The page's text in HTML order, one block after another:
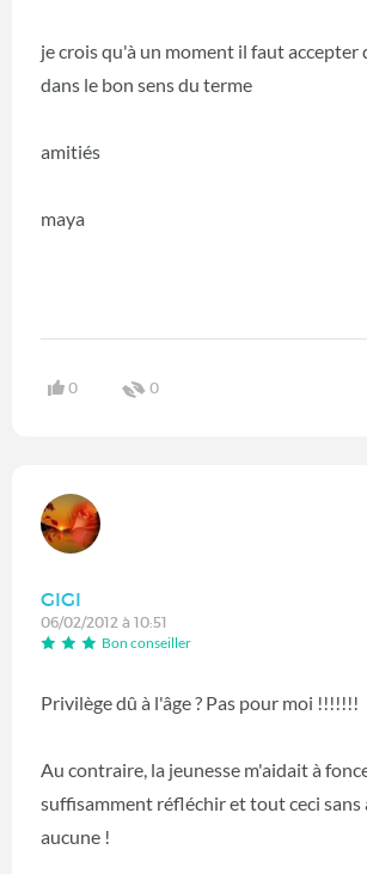
je crois qu'à un moment il faut accepter
dans le bon sens du terme
amitiés
maya
0 0
GIGI
06/02/2012 à 10:51
Bon conseiller
Privilège dû à l'âge ? Pas pour moi !!!!!!!
Au contraire, la jeunesse m'aidait à
suffisamment réfléchir et tout ceci sans
aucune !